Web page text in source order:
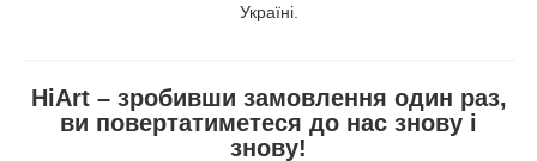
Україні.
HiArt – зробивши замовлення один раз,
ви повертатиметеся до нас знову і
знову!